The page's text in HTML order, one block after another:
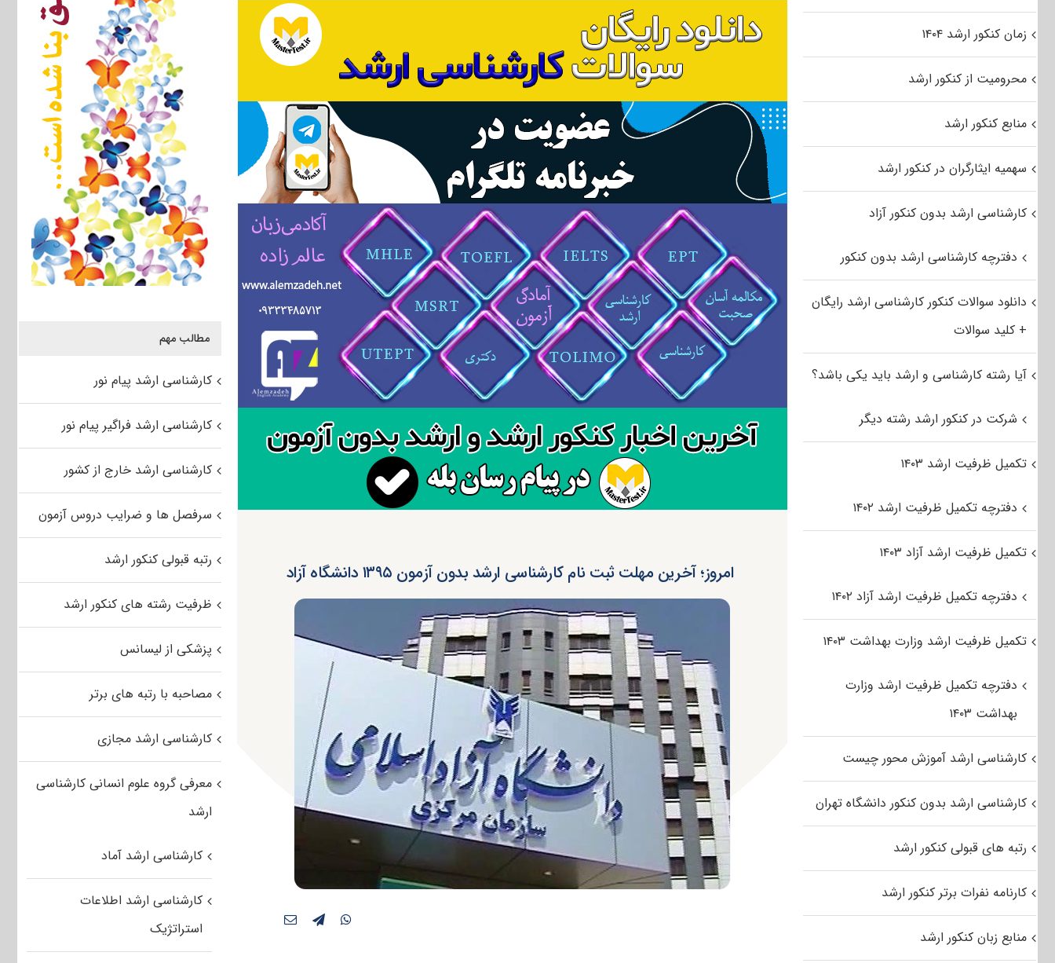
امروز؛ آخرین مهلت ثبت نام کارشناسی ارشد بدون آزمون ۱۳۹۵ دانشگاه آزاد
مطالب مهم
کارشناسی ارشد پیام نور
کارشناسی ارشد فراگیر پیام نور
کارشناسی ارشد خارج از کشور
سرفصل ها و ضرایب دروس آزمون
رتبه قبولی کنکور ارشد
ظرفیت رشته های کنکور ارشد
پزشکی از لیسانس
مصاحبه با رتبه های برتر
کارشناسی ارشد مجازی
معرفی گروه علوم انسانی کارشناسی
ارشد
کارشناسی ارشد آماد
کارشناسی ارشد اطلاعات
استراتژیک
زمان کنکور ارشد ۱۴۰۴
محرومیت از کنکور ارشد
منابع کنکور ارشد
سهمیه ایثارگران در کنکور ارشد
کارشناسی ارشد بدون کنکور آزاد
دفترچه کارشناسی ارشد بدون کنکور
دانلود سوالات کنکور کارشناسی ارشد رایگان
+ کلید سوالات
آیا رشته کارشناسی و ارشد باید یکی باشد؟
شرکت در کنکور ارشد رشته دیگر
تکمیل ظرفیت ارشد ۱۴۰۳
دفترچه تکمیل ظرفیت ارشد ۱۴۰۲
تکمیل ظرفیت ارشد آزاد ۱۴۰۳
دفترچه تکمیل ظرفیت ارشد آزاد ۱۴۰۲
تکمیل ظرفیت ارشد وزارت بهداشت ۱۴۰۳
دفترچه تکمیل ظرفیت ارشد وزارت
بهداشت ۱۴۰۳
کارشناسی ارشد آموزش محور چیست
کارشناسی ارشد بدون کنکور دانشگاه تهران
رتبه های قبولی کنکور ارشد
کارنامه نفرات برتر کنکور ارشد
منابع زبان کنکور ارشد